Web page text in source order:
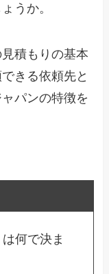
うか。
積もりの基本
きる依頼先と
パンの特徴を
何で決ま